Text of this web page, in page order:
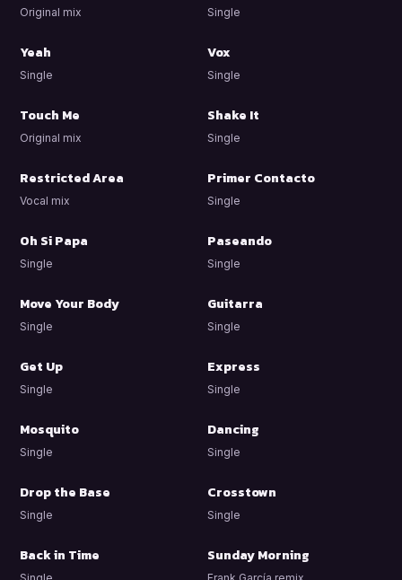
Original mix Single
Yeah
Single
Vox
Single
Touch Me
Original mix
Shake It
Single
Restricted Area
Vocal mix
Primer Contacto
Single
Oh Si Papa
Single
Paseando
Single
Move Your Body
Single
Guitarra
Single
Get Up
Single
Express
Single
Mosquito
Single
Dancing
Single
Drop the Base
Single
Crosstown
Single
Back in Time Sunday Morning